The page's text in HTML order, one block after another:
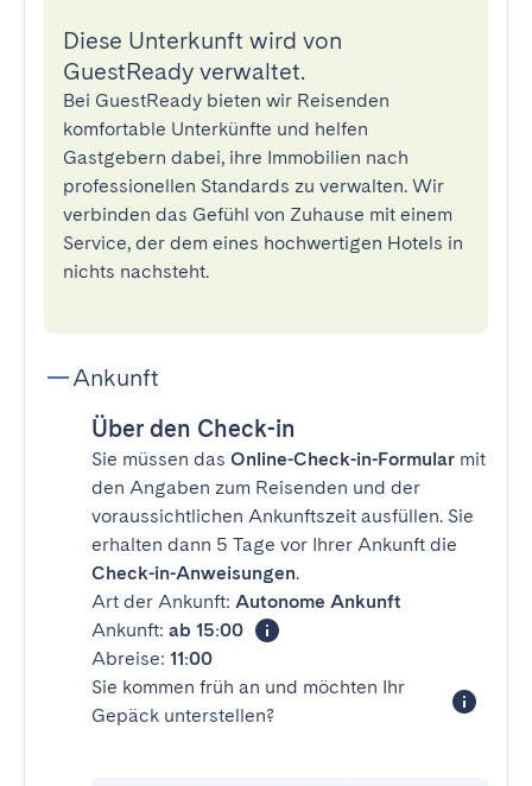
Diese Unterkunft wird von
GuestReady verwaltet.
Bei GuestReady bieten wir Reisenden
komfortable Unterkünfte und helfen
Gastgebern dabei, ihre Immobilien nach
professionellen Standards zu verwalten. Wir
verbinden das Gefühl von Zuhause mit einem
Service, der dem eines hochwertigen Hotels in
nichts nachsteht.
Ankunft
Über den Check-in
Sie müssen das Online-Check-in-Formular mit
den Angaben zum Reisenden und der
voraussichtlichen Ankunftszeit ausfüllen. Sie
erhalten dann 5 Tage vor Ihrer Ankunft die
Check-in-Anweisungen.
Art der Ankunft: Autonome Ankunft
Ankunft: ab 15:00
Abreise: 11:00
Sie kommen früh an und möchten Ihr
Gepäck unterstellen?